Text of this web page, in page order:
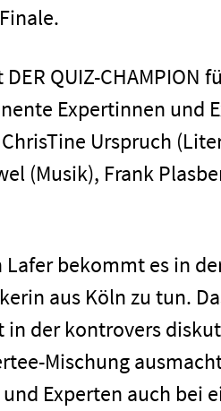
QUIZ-CHAMPION
Expertinnen und
Urspruch
(Musik), Frank
Lafer bekommt es in
aus Köln zu tun.
der kontrovers
Mischung
Experten auch bei